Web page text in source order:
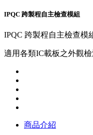
IPQC 跨製程自主檢查模組
IPQC 跨製程自主檢查模
適用各類IC載板之外觀
商品介紹